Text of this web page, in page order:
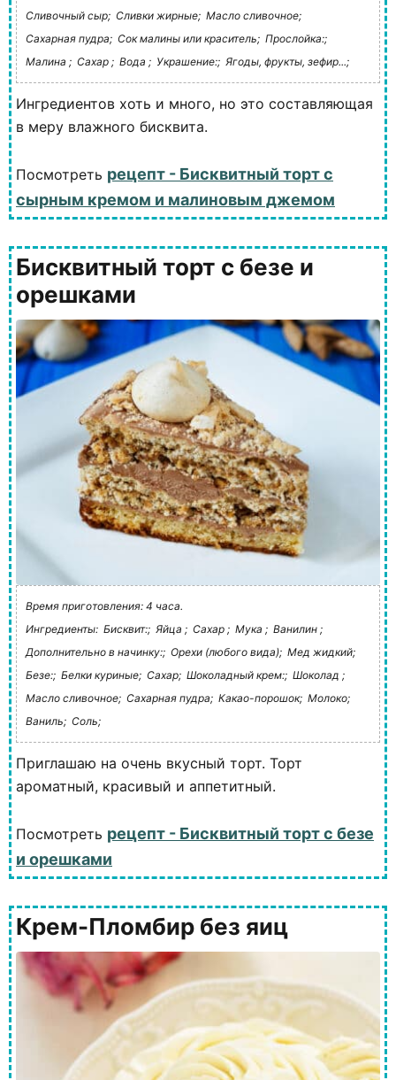
Сливочный сыр; Сливки жирные; Масло сливочное;
Сахарная пудра; Сок малины или краситель; Прослойка:;
Малина ; Сахар ; Вода ; Украшение:; Ягоды, фрукты, зефир...;
Ингредиентов хоть и много, но это составляющая
в меру влажного бисквита.
Посмотреть рецепт - Бисквитный торт с
сырным кремом и малиновым джемом
Бисквитный торт с безе и
орешками
Время приготовления: 4 часа.
Ингредиенты: Бисквит:; Яйца ; Сахар ; Мука ; Ванилин ;
Дополнительно в начинку:; Орехи (любого вида); Мед жидкий;
Безе:; Белки куриные; Сахар; Шоколадный крем:; Шоколад ;
Масло сливочное; Сахарная пудра; Какао-порошок; Молоко;
Ваниль; Соль;
Приглашаю на очень вкусный торт. Торт
ароматный, красивый и аппетитный.
Посмотреть рецепт - Бисквитный торт с безе
и орешками
Крем-Пломбир без яиц